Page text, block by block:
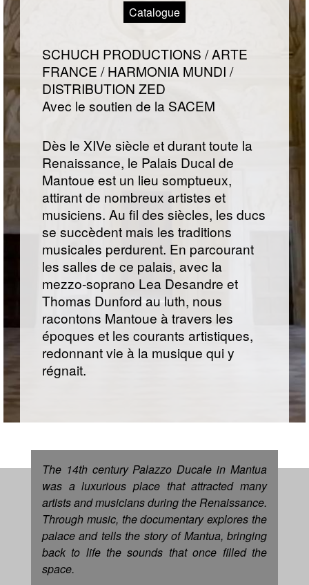
Catalogue
SCHUCH PRODUCTIONS / ARTE
FRANCE / HARMONIA MUNDI /
DISTRIBUTION ZED
Avec le soutien de la SACEM
Dès le XIVe siècle et durant toute la
Renaissance, le Palais Ducal de
Mantoue est un lieu somptueux,
attirant de nombreux artistes et
musiciens. Au fil des siècles, les ducs
se succèdent mais les traditions
musicales perdurent. En parcourant
les salles de ce palais, avec la
mezzo-soprano Lea Desandre et
Thomas Dunford au luth, nous
racontons Mantoue à travers les
époques et les courants artistiques,
redonnant vie à la musique qui y
régnait.
The 14th century Palazzo Ducale in Mantua
was a luxurious place that attracted many
artists and musicians during the Renaissance.
Through music, the documentary explores the
palace and tells the story of Mantua, bringing
back to life the sounds that once filled the
space.